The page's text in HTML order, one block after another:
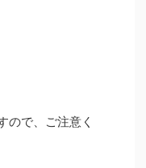
ので、ご注意く